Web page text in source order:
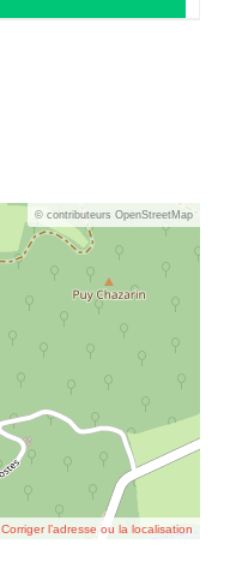
© contributeurs OpenStreetMap
Corriger l’adresse ou la localisation